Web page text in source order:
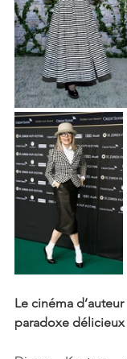
Le cinéma
paradoxe délicieux